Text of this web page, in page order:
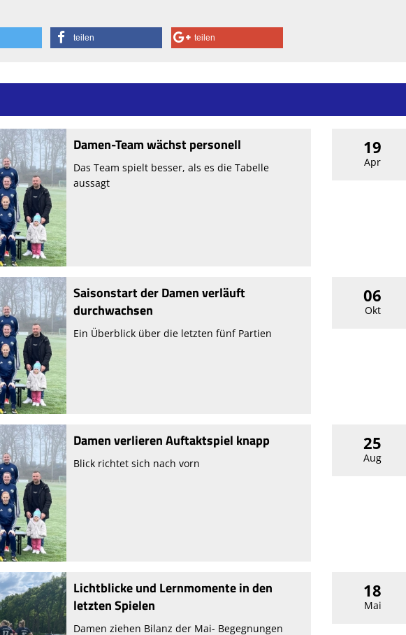
teilen teilen
Damen-Team wächst personell
Das Team spielt besser, als es die Tabelle
aussagt
19
Apr
Saisonstart der Damen verläuft
durchwachsen
Ein Überblick über die letzten fünf Partien
06
Okt
Damen verlieren Auftaktspiel knapp
Blick richtet sich nach vorn
25
Aug
Lichtblicke und Lernmomente in den
letzten Spielen
Damen ziehen Bilanz der Mai- Begegnungen
18
Mai